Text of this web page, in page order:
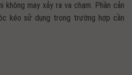
không may xảy ra va chạm. Phần cản
kéo sử dụng trong trường hợp cần